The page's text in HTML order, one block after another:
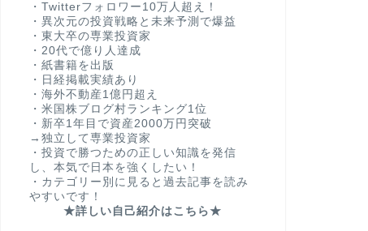
・Twitterフォロワー10万人超え！
・異次元の投資戦略と未来予測で爆益
・東大卒の専業投資家
・20代で億り人達成
・紙書籍を出版
・日経掲載実績あり
・海外不動産1億円超え
・米国株ブログ村ランキング1位
・新卒1年目で資産2000万円突破
→独立して専業投資家
・投資で勝つための正しい知識を発信
し、本気で日本を強くしたい！
・カテゴリー別に見ると過去記事を読み
やすいです！
★詳しい自己紹介はこちら★